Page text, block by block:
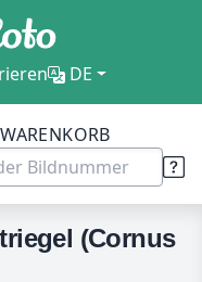
DE
WARENKORB
(Cornus